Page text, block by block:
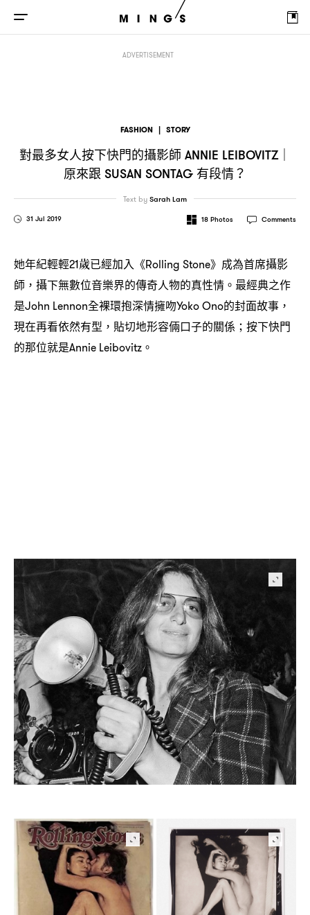
ADVERTISEMENT
FASHION | STORY
對最多女人按下快門的攝影師ANNIE LEIBOVITZ｜
原來跟 SUSAN SONTAG 有段情？
31 Jul 2019
Text bySarah Lam
18 Photos Comments
她年紀輕輕21歲已經加入《Rolling Stone》成為首席攝影
師 ， 攝下無數位音樂界的傳奇人物的真性情。最經典之作
是John Lennon全裸環抱深情擁吻Yoko Ono的封面故事 ，
現在再看依然有型 ， 貼切地形容倆口子的關係 ； 按下快門
的那位就是Annie Leibovitz 。
對最多女人按下快門的攝影師 Annie Leibovitz｜ 有段情